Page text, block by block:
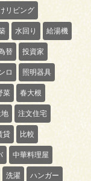
リビング
水回り 給湯機
替 投資家
ロ 照明器具
菜 春大根
地 注文住宅
貸 比較
中華料理屋
洗濯 ハンガー